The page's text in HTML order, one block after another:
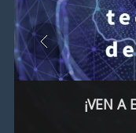
¡VEN A